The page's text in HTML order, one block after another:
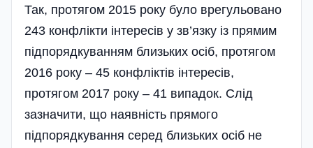
Так, протягом 2015 року було врегульовано
243 конфлікти інтересів у зв’язку із прямим
підпорядкуванням близьких осіб, протягом
2016 року – 45 конфліктів інтересів,
протягом 2017 року – 41 випадок. Слід
зазначити, що наявність прямого
підпорядкування серед близьких осіб не